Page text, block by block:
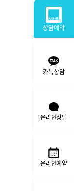
상담예약
카톡상담
온라인상담
온라인예약